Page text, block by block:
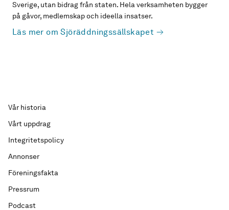
Sverige, utan bidrag från staten. Hela verksamheten bygger
på gåvor, medlemskap och ideella insatser.
Läs mer om Sjöräddningssällskapet
Vår historia
Vårt uppdrag
Integritetspolicy
Annonser
Föreningsfakta
Pressrum
Podcast